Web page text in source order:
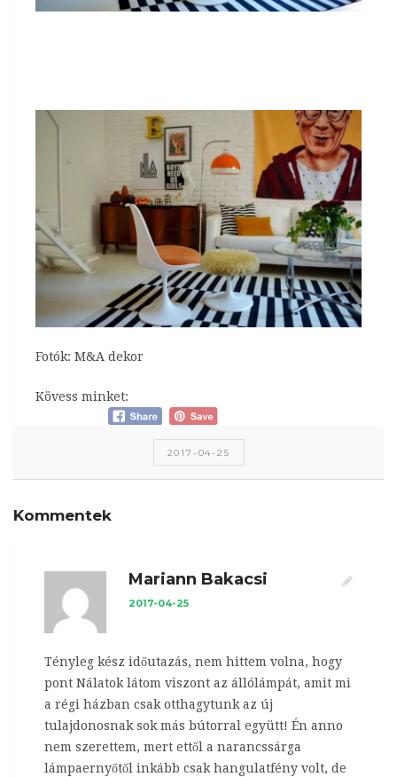
Fotók: M&A dekor
Kövess minket:
2017-04-25
Kommentek
Mariann Bakacsi
2017-04-25
Tényleg kész időutazás, nem hittem volna, hogy
pont Nálatok látom viszont az állólámpát, amit mi
a régi házban csak otthagytunk az új
tulajdonosnak sok más bútorral együtt! Én anno
nem szerettem, mert ettől a narancssárga
lámpaernyőtől inkább csak hangulatfény volt, de